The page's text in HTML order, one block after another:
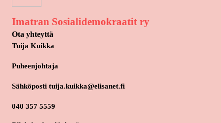
Imatran Sosialidemokraatit ry
Ota yhteyttä
Tuija Kuikka
Puheenjohtaja
Sähköposti tuija.kuikka@elisanet.fi
040 357 5559